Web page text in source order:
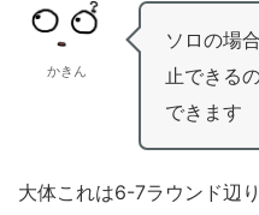
かきん
ソロの場
止できる
できます
大体これは6-7ラウンド辺